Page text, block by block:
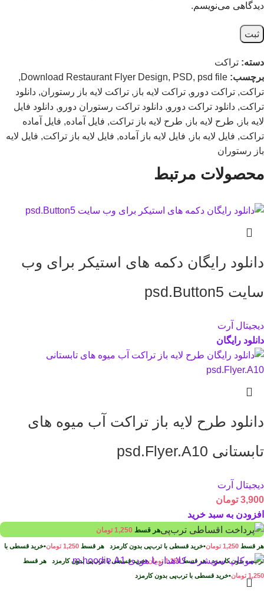
دیدگاهی می‌نویسم.
دسته: تراکت
برچسب:
Download Restaurant Flyer Design, PSD, psd file
,
تراکت, تراکت دورو, تراکت لایه باز , تراکت لایه باز رستوران, دانلود
تراکت, دانلود تراکت دورو, دانلود تراکت رستوران دورو, دانلود فایل
لایه باز , طرح لایه باز , طرح لایه باز تراکت, فایل آماده, فایل آماده
تراکت, فایل لایه باز , فایل لایه باز آماده, فایل لایه باز تراکت, فایل لایه
باز رستوران
محصولات مرتبط
دانلود رایگان دکمه های استیکر برای وب
سایت psd.Button5
دیجیتال آرت
دانلود رایگان
دانلود طرح لايه باز تراکت آب میوه های
تابستانی psd.Flyer.A10
دیجیتال آرت
3,900 تومان
افزودن به سبد خرید
هر قسط 1,250 تومان
هر قسط 1,250 تومان•خرید قسطی با ترب‌پی بدون کارمزد هر قسط 1,250 تومان•خرید قسطی با
ترب‌پی بدون کارمزدهر قسط1,250 تومان•خرید قسطی با ترب‌پی بدون کارمزد هر قسط
1,250 تومان•خرید قسطی با ترب‌پی بدون کارمزد